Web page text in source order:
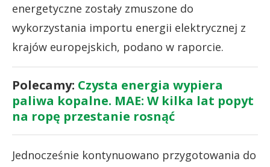
energetyczne zostały zmuszone do
wykorzystania importu energii elektrycznej z
krajów europejskich, podano w raporcie.
Polecamy: Czysta energia wypiera
paliwa kopalne. MAE: W kilka lat popyt
na ropę przestanie rosnąć
Jednocześnie kontynuowano przygotowania do